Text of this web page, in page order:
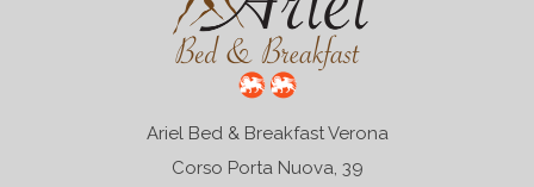
Ariel Bed & Breakfast Verona
Corso Porta Nuova, 39